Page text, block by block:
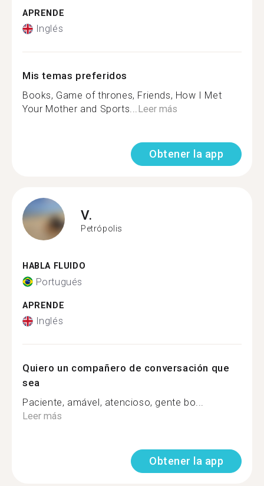
APRENDE
Inglés
Mis temas preferidos
Books, Game of thrones, Friends, How I Met
Your Mother and Sports...Leer más
Obtener la app
V.
Petrópolis
HABLA FLUIDO
Portugués
APRENDE
Inglés
Quiero un compañero de conversación que
sea
Paciente, amável, atencioso, gente bo...
Leer más
Obtener la app